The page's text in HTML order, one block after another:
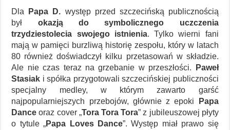
Dla Papa D. występ przed szczecińską publicznością
był okazją do symbolicznego uczczenia
trzydziestolecia swojego istnienia. Tylko wierni fani
mają w pamięci burzliwą historię zespołu, który w latach
80 również doświadczył kilku przetasowań w składzie.
Ale nie czas teraz na grzebanie w przeszłości.
Paweł
Stasiak i spółka przygotowali szczecińskiej publiczności
specjalny medley, w którym zawarto garść
najpopularniejszych przebojów, głównie z epoki
Papa
Dance oraz cover „Tora Tora Tora” z jubileuszowej płyty
o tytule „Papa Loves Dance”. Występ miał prawo się